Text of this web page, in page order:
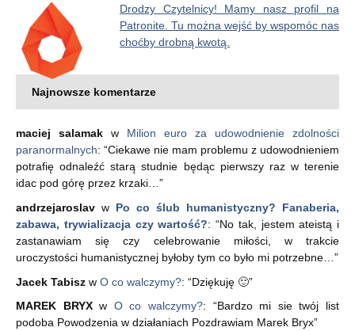
Drodzy Czytelnicy! Mamy nasz profil na
Patronite. Tu można wejść by wspomóc nas
choćby drobną kwotą.
Najnowsze komentarze
maciej salamak w Milion euro za udowodnienie zdolności
paranormalnych: “Ciekawe nie mam problemu z udowodnieniem
potrafię odnaleźć starą studnie będąc pierwszy raz w terenie
idac pod górę przez krzaki… ”
andrzejaroslav w Po co ślub humanistyczny? Fanaberia,
zabawa, trywializacja czy wartość?: “No tak, jestem ateistą i
zastanawiam się czy celebrowanie miłości, w trakcie
uroczystości humanistycznej byłoby tym co było mi potrzebne… ”
Jacek Tabisz w O co walczymy?: “Dziękuję 🙂”
MAREK BRYXw O co walczymy?: “Bardzo mi sie twój list
podoba Powodzenia w działaniach Pozdrawiam Marek Bryx”